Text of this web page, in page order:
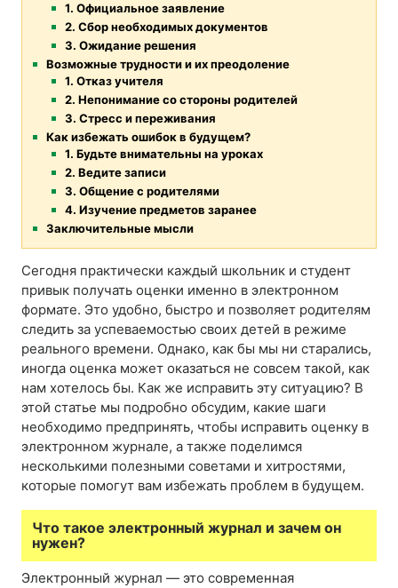
1. Официальное заявление
2. Сбор необходимых документов
3. Ожидание решения
Возможные трудности и их преодоление
1. Отказ учителя
2. Непонимание со стороны родителей
3. Стресс и переживания
Как избежать ошибок в будущем?
1. Будьте внимательны на уроках
2. Ведите записи
3. Общение с родителями
4. Изучение предметов заранее
Заключительные мысли
Сегодня практически каждый школьник и студент
привык получать оценки именно в электронном
формате. Это удобно, быстро и позволяет родителям
следить за успеваемостью своих детей в режиме
реального времени. Однако, как бы мы ни старались,
иногда оценка может оказаться не совсем такой, как
нам хотелось бы. Как же исправить эту ситуацию? В
этой статье мы подробно обсудим, какие шаги
необходимо предпринять, чтобы исправить оценку в
электронном журнале, а также поделимся
несколькими полезными советами и хитростями,
которые помогут вам избежать проблем в будущем.
Что такое электронный журнал и зачем он
нужен?
Электронный журнал — это современная